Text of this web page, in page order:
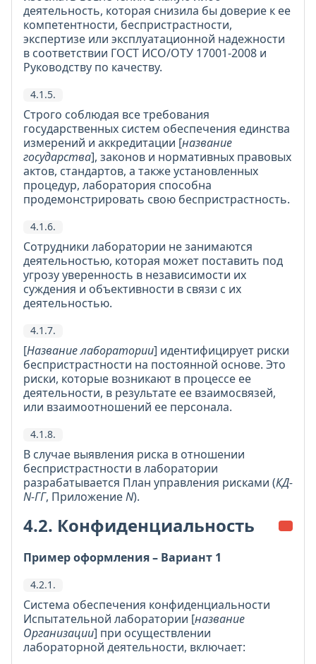
деятельность, которая снизила бы доверие к ее
компетентности, беспристрастности,
экспертизе или эксплуатационной надежности
в соответствии ГОСТ ИСО/ОТУ 17001-2008 и
Руководству по качеству.
4.1.5.
Строго соблюдая все требования
государственных систем обеспечения единства
измерений и аккредитации [название
государства], законов и нормативных правовых
актов, стандартов, а также установленных
процедур, лаборатория способна
продемонстрировать свою беспристрастность.
4.1.6.
Сотрудники лаборатории не занимаются
деятельностью, которая может поставить под
угрозу уверенность в независимости их
суждения и объективности в связи с их
деятельностью.
4.1.7.
[Название лаборатории] идентифицирует риски
беспристрастности на постоянной основе. Это
риски, которые возникают в процессе ее
деятельности, в результате ее взаимосвязей,
или взаимоотношений ее персонала.
4.1.8.
В случае выявления риска в отношении
беспристрастности в лаборатории
разрабатывается План управления рисками (КД-
N-ГГ, ПриложениеN).
4.2. Конфиденциальность
Пример оформления – Вариант 1
4.2.1.
Система обеспечения конфиденциальности
Испытательной лаборатории [название
Организации] при осуществлении
лабораторной деятельности, включает: